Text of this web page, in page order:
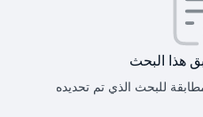
هذا البحث